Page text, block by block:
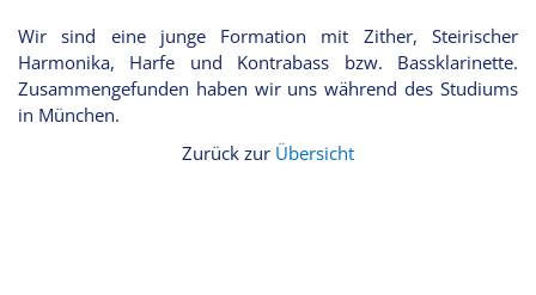
Wir sind eine junge Formation mit Zither, Steirischer
Harmonika, Harfe und Kontrabass bzw. Bassklarinette.
Zusammengefunden haben wir uns während des Studiums
in München.
Zurück zur Übersicht